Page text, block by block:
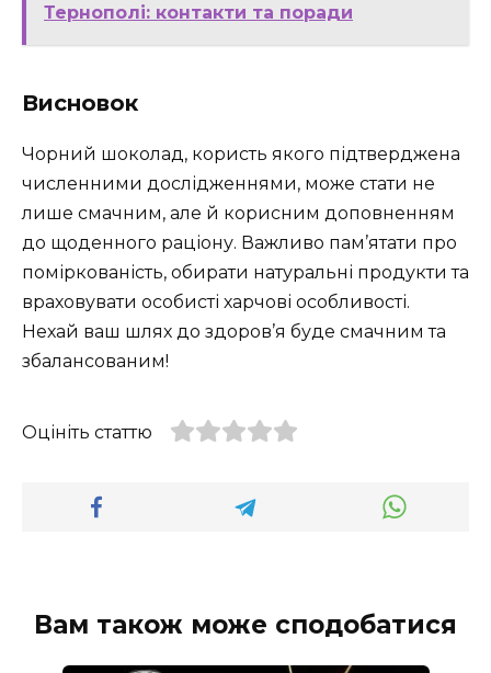
Тернополі: контакти та поради
Висновок
Чорний шоколад, користь якого підтверджена
численними дослідженнями, може стати не
лише смачним, але й корисним доповненням
до щоденного раціону. Важливо пам’ятати про
поміркованість, обирати натуральні продукти та
враховувати особисті харчові особливості.
Нехай ваш шлях до здоров’я буде смачним та
збалансованим!
Оцініть статтю
Вам також може сподобатися